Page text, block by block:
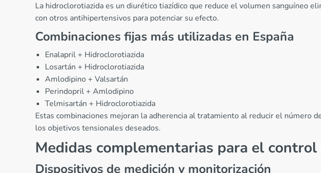
La hidroclorotiazida es un diurético tiazídico que reduce el volumen sanguíneo
con otros antihipertensivos para potenciar su efecto.
Combinaciones fijas más utilizadas en España
Enalapril + Hidroclorotiazida
Losartán + Hidroclorotiazida
Amlodipino + Valsartán
Perindopril + Amlodipino
Telmisartán + Hidroclorotiazida
Estas combinaciones mejoran la adherencia al tratamiento al reducir el número
los objetivos tensionales deseados.
Medidas complementarias para el
Dispositivos de medición y monitorización